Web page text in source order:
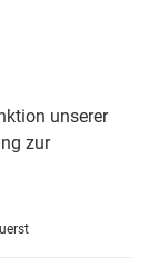
unserer
zur